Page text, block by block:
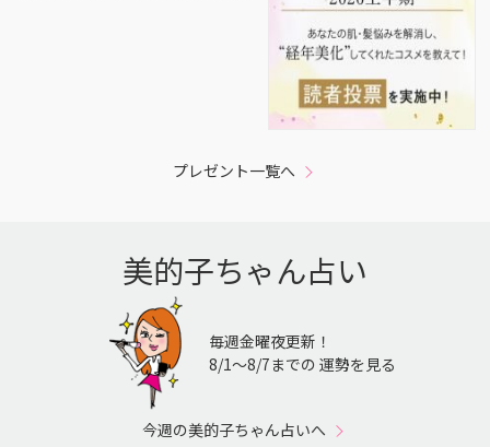
プレゼント一覧へ
美的子ちゃん占い
毎週金曜夜更新！
8/1〜8/7までの 運勢を見る
今週の美的子ちゃん占いへ